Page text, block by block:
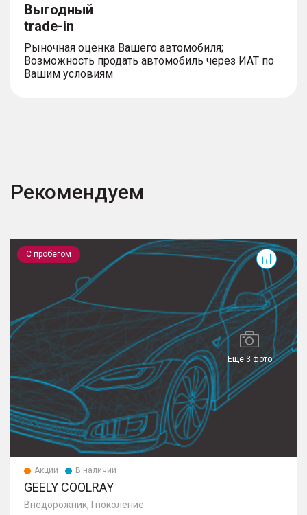
Выгодный
trade-in
Рыночная оценка Вашего автомобиля;
Возможность продать автомобиль через ИАТ по
Вашим условиям
Рекомендуем
С пробегом
Еще 3 фото
Coolray
Акции В наличии
GEELY COOLRAY
Внедорожник, I поколение